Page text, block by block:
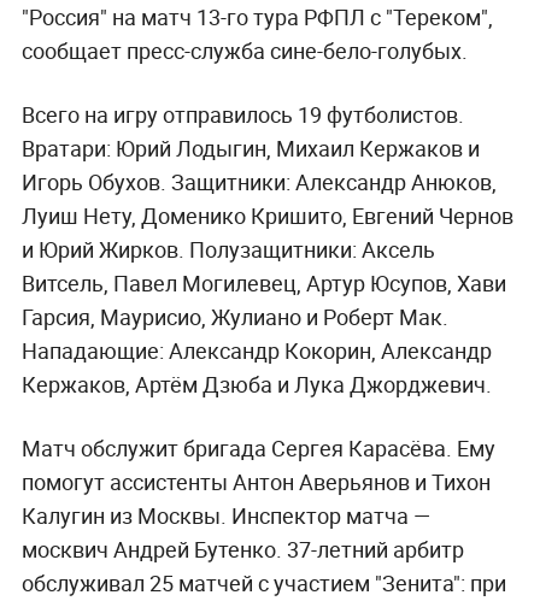
"Россия" на матч 13-го тура РФПЛ с "Тереком",
сообщает пресс-служба сине-бело-голубых.
Всего на игру отправилось 19 футболистов.
Вратари: Юрий Лодыгин, Михаил Кержаков и
Игорь Обухов. Защитники: Александр Анюков,
Луиш Нету, Доменико Кришито, Евгений Чернов
и Юрий Жирков. Полузащитники: Аксель
Витсель, Павел Могилевец, Артур Юсупов, Хави
Гарсия, Маурисио, Жулиано и Роберт Мак.
Нападающие: Александр Кокорин, Александр
Кержаков, Артём Дзюба и Лука Джорджевич.
Матч обслужит бригада Сергея Карасёва. Ему
помогут ассистенты Антон Аверьянов и Тихон
Калугин из Москвы. Инспектор матча —
москвич Андрей Бутенко. 37-летний арбитр
обслуживал 25 матчей с участием "Зенита": при